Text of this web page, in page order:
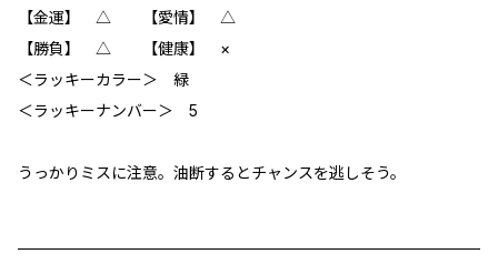
【金運】 △ 【愛情】 △
【勝負】 △ 【健康】 ×
＜ラッキーカラー＞ 緑
＜ラッキーナンバー＞ 5
うっかりミスに注意。油断するとチャンスを逃しそう。